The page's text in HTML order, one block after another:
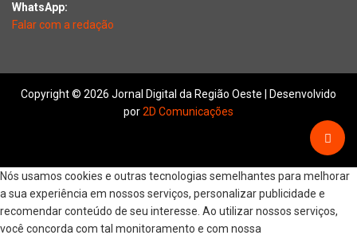
WhatsApp:
Falar com a redação
Copyright © 2026 Jornal Digital da Região Oeste | Desenvolvido
por2D Comunicações
Nós usamos cookies e outras tecnologias semelhantes para melhorar
a sua experiência em nossos serviços, personalizar publicidade e
recomendar conteúdo de seu interesse. Ao utilizar nossos serviços,
você concorda com tal monitoramento e com nossa